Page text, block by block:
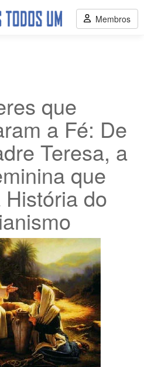
que
a Fé: De
Teresa, a
que
do
Membros